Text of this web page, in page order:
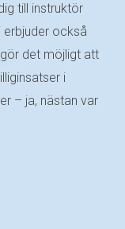
till instruktör
erbjuder också
det möjligt att
i
– ja, nästan var